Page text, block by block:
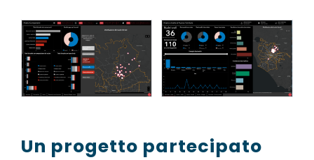
Un progetto partecipato